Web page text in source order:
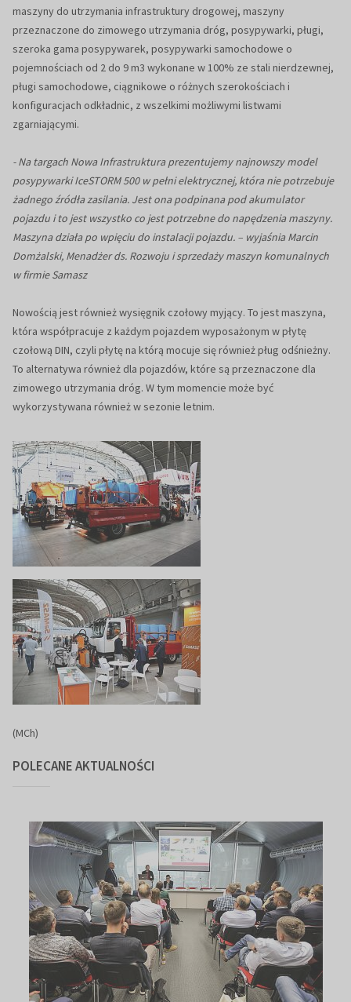
maszyny do utrzymania infrastruktury drogowej, maszyny
przeznaczone do zimowego utrzymania dróg, posypywarki, pługi,
szeroka gama posypywarek, posypywarki samochodowe o
pojemnościach od 2 do 9 m3 wykonane w 100% ze stali nierdzewnej,
pługi samochodowe, ciągnikowe o różnych szerokościach i
konfiguracjach odkładnic, z wszelkimi możliwymi listwami
zgarniającymi.
- Na targach Nowa Infrastruktura prezentujemy najnowszy model
posypywarki IceSTORM 500 w pełni elektrycznej, która nie potrzebuje
żadnego źródła zasilania. Jest ona podpinana pod akumulator
pojazdu i to jest wszystko co jest potrzebne do napędzenia maszyny.
Maszyna działa po wpięciu do instalacji pojazdu. – wyjaśnia Marcin
Domżalski, Menadżer ds. Rozwoju i sprzedaży maszyn komunalnych
w firmie Samasz
Nowością jest również wysięgnik czołowy myjący. To jest maszyna,
która współpracuje z każdym pojazdem wyposażonym w płytę
czołową DIN, czyli płytę na którą mocuje się również pług odśnieżny.
To alternatywa również dla pojazdów, które są przeznaczone dla
zimowego utrzymania dróg. W tym momencie może być
wykorzystywana również w sezonie letnim.
(MCh)
POLECANE AKTUALNOŚCI